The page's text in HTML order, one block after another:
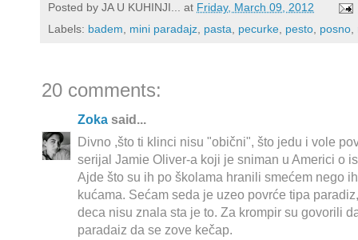
Posted by JA U KUHINJI... at Friday, March 09, 2012
Labels: badem, mini paradajz, pasta, pecurke, pesto, posno,
20 comments:
Zoka said...
Divno ,što ti klinci nisu "obični", što jedu i vole
serijal Jamie Oliver-a koji je sniman u Americi o
Ajde što su ih po školama hranili smećem nego
kućama. Sećam seda je uzeo povrće tipa
deca nisu znala sta je to. Za krompir su govorili
paradaiz da se zove kečap.